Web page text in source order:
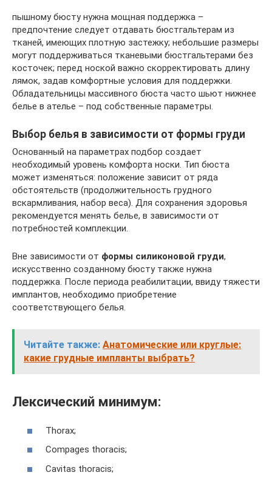
пышному бюсту нужна мощная поддержка –
предпочтение следует отдавать бюстгальтерам из
тканей, имеющих плотную застежку; небольшие размеры
могут поддерживаться тканевыми бюстгальтерами без
косточек; перед ноской важно скорректировать длину
лямок, задав комфортные условия для поддержки.
Обладательницы массивного бюста часто шьют нижнее
белье в ателье – под собственные параметры.
Выбор белья в зависимости от формы груди
Основанный на параметрах подбор создает
необходимый уровень комфорта носки. Тип бюста
может изменяться: положение зависит от ряда
обстоятельств (продолжительность грудного
вскармливания, набор веса). Для сохранения здоровья
рекомендуется менять белье, в зависимости от
потребностей комплекции.
Вне зависимости от формы силиконовой груди,
искусственно созданному бюсту также нужна
поддержка. После периода реабилитации, ввиду тяжести
имплантов, необходимо приобретение
соответствующего белья.
Читайте также: Анатомические или круглые:
какие грудные импланты выбрать?
Лексический минимум:
Thorax;
Сompages thoracis;
Сavitas thoracis;